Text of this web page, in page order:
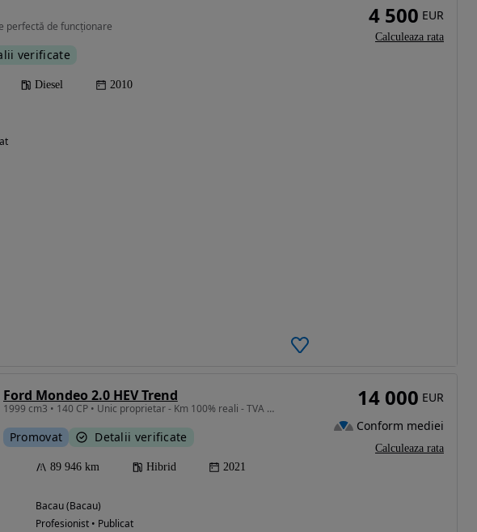
perfectă de funcționare
verificate
Diesel 2010
4 500 EUR
Calculeaza rata
Ford Mondeo 2.0 HEV Trend
1999 cm3 • 140 CP • Unic proprietar - Km 100% reali - TVA deductibil
Promovat Detalii verificate
89 946 km Hibrid 2021
Bacau (Bacau)
Profesionist • Publicat
14 000 EUR
Conform mediei
Calculeaza rata